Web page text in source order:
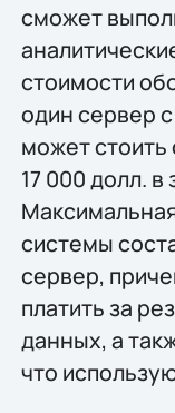
сможет
стоимости
один сервер
может стоить
17 000 долл. в
системы
сервер,
платить за
данных, а
что